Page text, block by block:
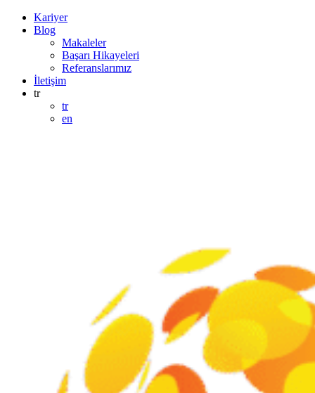
Kariyer
Blog
Makaleler
Başarı Hikayeleri
Referanslarımız
İletişim
tr
tr
en